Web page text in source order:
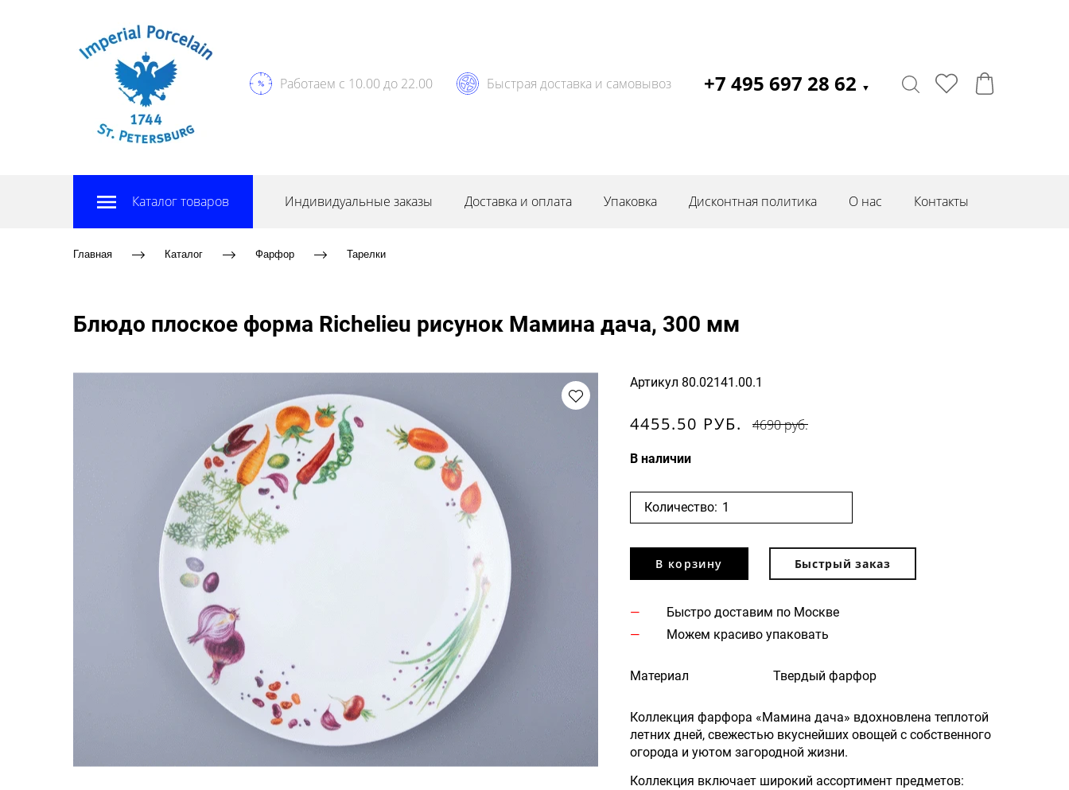
Работаем с 10.00 до 22.00 Быстрая доставка и самовывоз +7 495 697 28 62 ▼
Каталог товаров Индивидуальные заказы Доставка и оплата Упаковка Дисконтная политика О нас Контакты
Главная Каталог Фарфор Тарелки
Блюдо плоское форма Richelieu рисунок Мамина дача, 300 мм
Артикул 80.02141.00.1
4455.50 РУБ. 4690 руб.
В наличии
Количество:
В корзину Быстрый заказ
Быстро доставим по Москве
Можем красиво упаковать
Материал Твердый фарфор
Коллекция фарфора «Мамина дача» вдохновлена теплотой
летних дней, свежестью вкуснейших овощей с собственного
огорода и уютом загородной жизни.
Коллекция включает широкий ассортимент предметов: